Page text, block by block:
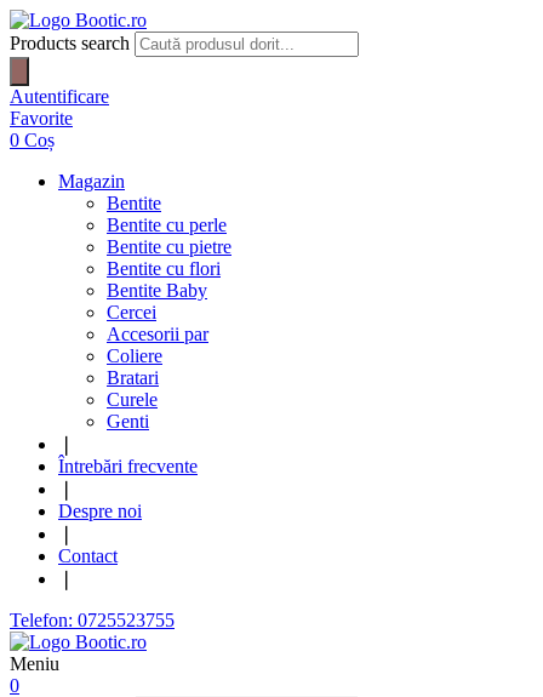
Products search
Autentificare
Favorite
0 Coș
Magazin
Bentite
Bentite cu perle
Bentite cu pietre
Bentite cu flori
Bentite Baby
Cercei
Accesorii par
Coliere
Bratari
Curele
Genti
Întrebări frecvente
Despre noi
Contact
Telefon: 0725523755
Meniu
0